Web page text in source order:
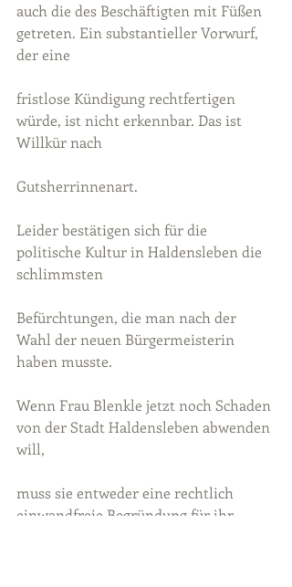
auch die des Beschäftigten mit Füßen
getreten. Ein substantieller Vorwurf,
der eine
fristlose Kündigung rechtfertigen
würde, ist nicht erkennbar. Das ist
Willkür nach
Gutsherrinnenart.
Leider bestätigen sich für die
politische Kultur in Haldensleben die
schlimmsten
Befürchtungen, die man nach der
Wahl der neuen Bürgermeisterin
haben musste.
Wenn Frau Blenkle jetzt noch Schaden
von der Stadt Haldensleben abwenden
will,
muss sie entweder eine rechtlich
einwandfreie Begründung für ihr